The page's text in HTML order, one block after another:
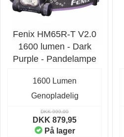
Fenix HM65R-T V2.0
1600 lumen - Dark
Purple - Pandelampe
1600 Lumen
Genopladelig
DKK 999,00
DKK 879,95
På lager